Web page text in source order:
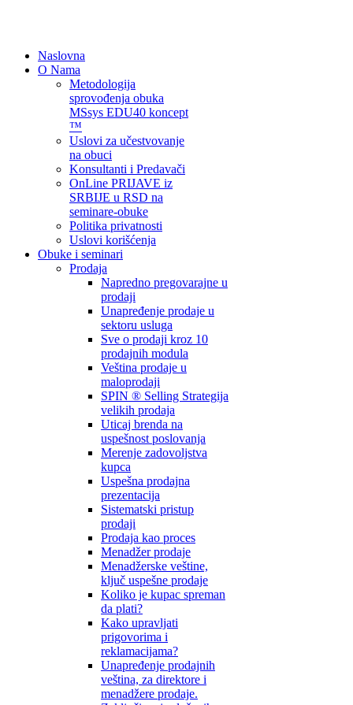
Naslovna
O Nama
Metodologija
sprovođenja obuka
MSsys EDU40 koncept
™
Uslovi za učestvovanje
na obuci
Konsultanti i Predavači
OnLine PRIJAVE iz
SRBIJE u RSD na
seminare-obuke
Politika privatnosti
Uslovi korišćenja
Obuke i seminari
Prodaja
Napredno pregovarajne u
prodaji
Unapređenje prodaje u
sektoru usluga
Sve o prodaji kroz 10
prodajnih modula
Veština prodaje u
maloprodaji
SPIN ® Selling Strategija
velikih prodaja
Uticaj brenda na
uspešnost poslovanja
Merenje zadovoljstva
kupca
Uspešna prodajna
prezentacija
Sistematski pristup
prodaji
Prodaja kao proces
Menadžer prodaje
Menadžerske veštine,
ključ uspešne prodaje
Koliko je kupac spreman
da plati?
Kako upravljati
prigovorima i
reklamacijama?
Unapređenje prodajnih
veština, za direktore i
menadžere prodaje.